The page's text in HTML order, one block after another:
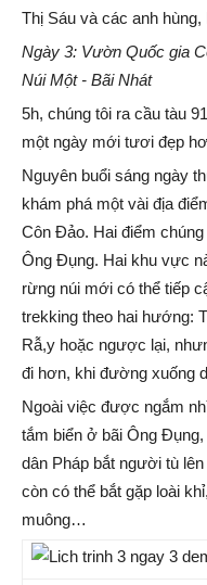
Thị Sáu và các anh hùng,
Ngày 3: Vườn Quốc gia
Núi Một - Bãi Nhát
5h, chúng tôi ra cầu tàu
một ngày mới tươi đẹp
Nguyên buổi sáng ngày
khám phá một vài địa
Côn Đảo. Hai điểm
Ông Đụng. Hai khu vực
rừng núi mới có thể tiếp
trekking theo hai hướng:
Rẫ,y hoặc ngược lại,
đi hơn, khi đường xuống
Ngoài việc được ngắm
tắm biển ở bãi Ông
dân Pháp bắt người tù
còn có thể bắt gặp loài
muông…